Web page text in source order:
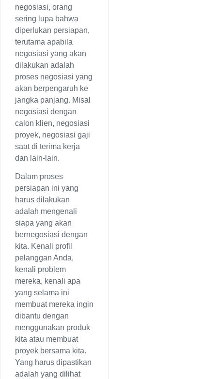
negosiasi, orang
sering lupa bahwa
diperlukan persiapan,
terutama apabila
negosiasi yang akan
dilakukan adalah
proses negosiasi yang
akan berpengaruh ke
jangka panjang. Misal
negosiasi dengan
calon klien, negosiasi
proyek, negosiasi gaji
saat di terima kerja
dan lain-lain.
Dalam proses
persiapan ini yang
harus dilakukan
adalah mengenali
siapa yang akan
bernegosiasi dengan
kita. Kenali profil
pelanggan Anda,
kenali problem
mereka, kenali apa
yang selama ini
membuat mereka ingin
dibantu dengan
menggunakan produk
kita atau membuat
proyek bersama kita.
Yang harus dipastikan
adalah yang dilihat